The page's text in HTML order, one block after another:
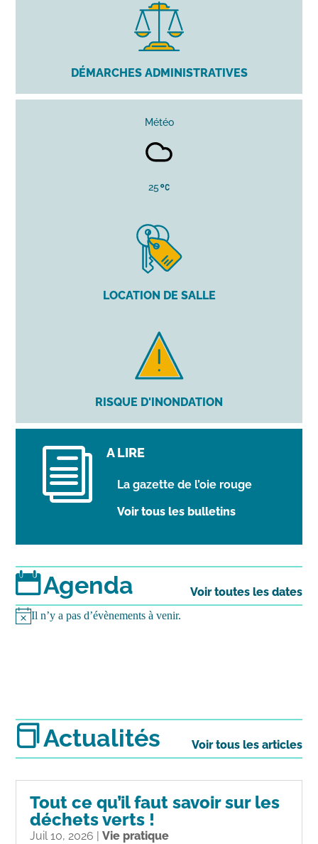
DÉMARCHES ADMINISTRATIVES
Météo
25
LOCATION DE SALLE
RISQUE D'INONDATION
i A LIRE
La gazette de l’oie rouge
Voir tous les bulletins
Agenda
Notice
Il n’y a pas d’évènements à venir.
Voir toutes les dates
Actualités
Tout ce qu’il faut savoir sur les
déchets verts !
Juil 10, 2026 |Vie pratique
Voir tous les articles